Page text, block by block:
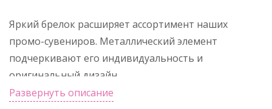
Яркий брелок расширяет ассортимент наших
промо-сувениров. Металлический элемент
подчеркивают его индивидуальность и
оригинальный дизайн
Развернуть описание